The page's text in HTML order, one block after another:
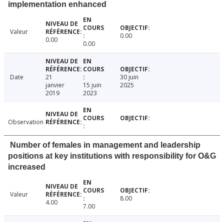
implementation enhanced
Valeur
0.00
0.00
0.00
Date
21
janvier
2019
15 juin
2023
30 juin
2025
Observation
Number of females in management and leadership
positions at key institutions with responsibility for O&G
increased
Valeur
4.00
7.00
8.00